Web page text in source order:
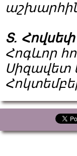
Տ.
Հոգևոր
Սիզավետ